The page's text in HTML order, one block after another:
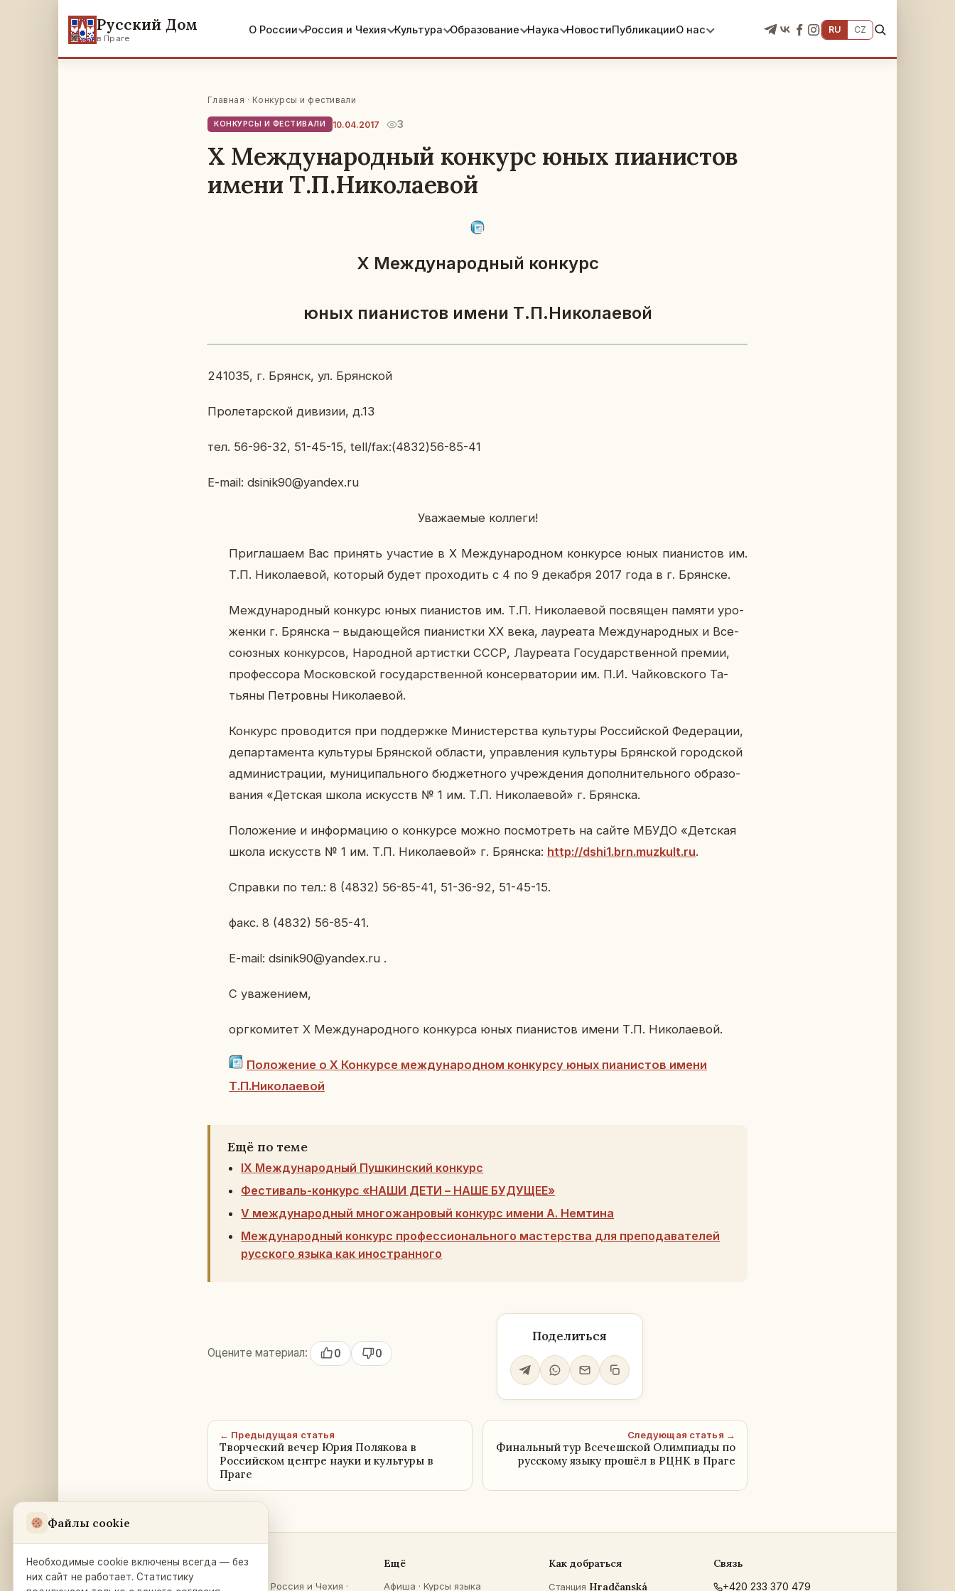
Русский Дом
в Праге
О России Россия и Чехия Культура Образование Наука НовостиПубликацииО нас RU CZ
Главная · Конкурсы и фестивали
КОНКУРСЫ И ФЕСТИВАЛИ 10.04.2017 3
X Международный конкурс юных пианистов
имени Т.П.Николаевой
X Меж­ду­на­род­ный кон­курс
юных пи­а­ни­стов имени Т.П.Ни­ко­ла­е­вой
241035, г. Брянск, ул. Брян­ской
Про­ле­тар­ской ди­ви­зии, д.13
тел. 56-96-32, 51-45-15, tell/fax:(4832)56-85-41
E-mail: dsinik90@yandex.ru
Ува­жа­е­мые кол­ле­ги!
При­гла­ша­ем Вас при­нять уча­стие в X Меж­ду­на­род­ном кон­кур­се юных пи­а­ни­стов им.
Т.П. Ни­ко­ла­е­вой, ко­то­рый будет про­хо­дить с 4 по 9 де­каб­ря 2017 года в г. Брян­ске.
Меж­ду­на­род­ный кон­курс юных пи­а­ни­стов им. Т.П. Ни­ко­ла­е­вой по­свя­щен памяти уро­
жен­ки г. Брян­ска – вы­да­ю­щей­ся пи­а­нист­ки XX века, ла­у­ре­а­та Меж­ду­на­род­ных и Все­
со­юз­ных кон­кур­сов, На­род­ной ар­тист­ки СССР, Ла­у­ре­а­та Го­су­дар­ствен­ной премии,
про­фес­со­ра Мос­ков­ской го­су­дар­ствен­ной кон­сер­ва­то­рии им. П.И. Чай­ков­ско­го Та­
тья­ны Пет­ров­ны Ни­ко­ла­е­вой.
Кон­курс про­во­дит­ся при под­держ­ке Ми­ни­стер­ства куль­ту­ры Рос­сий­ской Фе­де­ра­ции,
де­пар­та­мен­та куль­ту­ры Брян­ской об­ла­сти, управ­ле­ния куль­ту­ры Брян­ской го­род­ской
ад­ми­ни­стра­ции, му­ни­ци­паль­но­го бюд­жет­но­го учре­жде­ния до­пол­ни­тель­но­го об­ра­зо­
ва­ния «Дет­ская школа ис­кусств № 1 им. Т.П. Ни­ко­ла­е­вой» г. Брян­ска.
По­ло­же­ние и ин­фор­ма­цию о кон­кур­се можно по­смот­реть на сайте МБУДО «Дет­ская
школа ис­кусств № 1 им. Т.П. Ни­ко­ла­е­вой» г. Брян­ска: http://dshi1.brn.muzkult.ru.
Справ­ки по тел.: 8 (4832) 56-85-41, 51-36-92, 51-45-15.
факс. 8 (4832) 56-85-41.
E-mail: dsinik90@yandex.ru .
С ува­же­ни­ем,
орг­ко­ми­тет X Меж­ду­на­род­но­го кон­кур­са юных пи­а­ни­стов имени Т.П. Ни­ко­ла­е­вой.
По­ло­же­ние о X Кон­кур­се меж­ду­на­род­ном кон­кур­су юных пи­а­ни­стов имени
Т.П.Ни­ко­ла­е­вой
Ещё по теме
IX Международный Пушкинский конкурс
Фестиваль-конкурс «НАШИ ДЕТИ – НАШЕ БУДУЩЕЕ»
V международный многожанровый конкурс имени А. Немтина
Международный конкурс профессионального мастерства для преподавателей
русского языка как иностранного
Оцените материал: 0 0
Поделиться
← Предыдущая статья
Творческий вечер Юрия Полякова в
Российском центре науки и культуры в
Праге
Следующая статья →
Финальный тур Всечешской Олимпиады по
русскому языку прошёл в РЦНК в Праге
Русский Дом
в Праге
Разделы
Россия и Чехия ·
Ещё
Афиша · Курсы языка
Как добраться
Станция Hradčanská
Связь
+420 233 370 479
Файлы cookie
Необходимые cookie включены всегда — без
них сайт не работает. Статистику